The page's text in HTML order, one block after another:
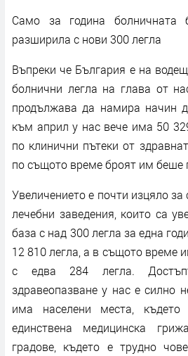
Само за година
разширила с нови 300 легла
Въпреки че България е на
болнични легла на глава от
продължава да намира начин
към април у нас вече има 50
по клинични пътеки от
по същото време броят им беше
Увеличението е почти изцяло
лечебни заведения, които са
база с над 300 легла за една
12 810 легла, а в същото време
с едва 284 легла.
здравеопазване у нас е силно
има населени места,
единствена медицинска
градове, където е трудно